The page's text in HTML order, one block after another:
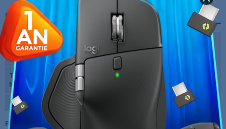
Fiche technique
Type
Stéréo
Sans-fil
Oui
Type de
Micro/Casque
Micro-Casque
Garantie
Références spécifiques